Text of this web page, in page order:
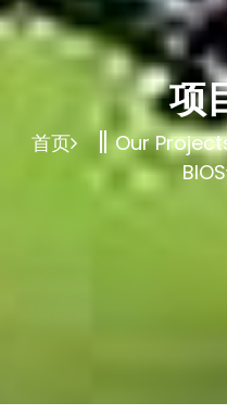
项
首页 Our